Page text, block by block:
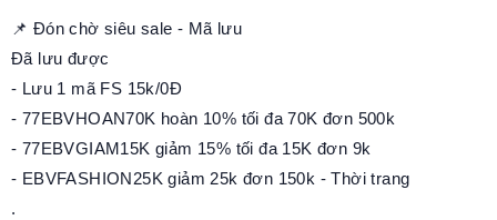
📌 Đón chờ siêu sale - Mã lưu
Đã lưu được
- Lưu 1 mã FS 15k/0Đ
- 77EBVHOAN70K hoàn 10% tối đa 70K đơn 500k
- 77EBVGIAM15K giảm 15% tối đa 15K đơn 9k
- EBVFASHION25K giảm 25k đơn 150k - Thời trang
.